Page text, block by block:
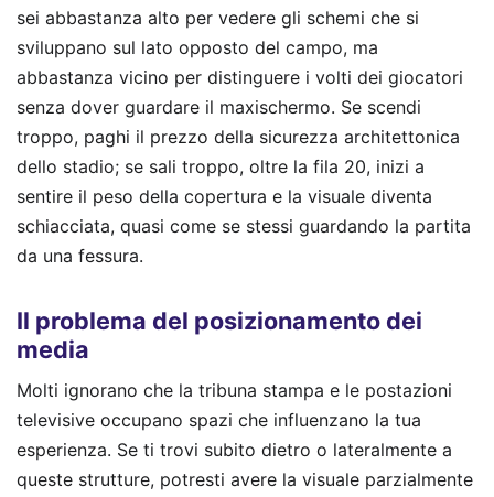
sei abbastanza alto per vedere gli schemi che si
sviluppano sul lato opposto del campo, ma
abbastanza vicino per distinguere i volti dei giocatori
senza dover guardare il maxischermo. Se scendi
troppo, paghi il prezzo della sicurezza architettonica
dello stadio; se sali troppo, oltre la fila 20, inizi a
sentire il peso della copertura e la visuale diventa
schiacciata, quasi come se stessi guardando la partita
da una fessura.
Il problema del posizionamento dei
media
Molti ignorano che la tribuna stampa e le postazioni
televisive occupano spazi che influenzano la tua
esperienza. Se ti trovi subito dietro o lateralmente a
queste strutture, potresti avere la visuale parzialmente